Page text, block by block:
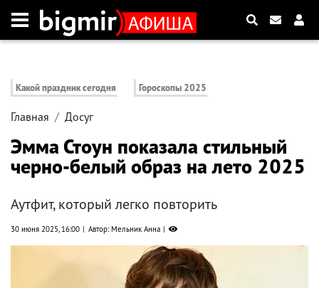
Какой праздник сегодня Гороскопы 2025
Главная Досуг
Эмма Стоун показала стильный
черно-белый образ на лето 2025
Аутфит, который легко повторить
30 июня 2025, 16:00 Автор: Мельник Анна